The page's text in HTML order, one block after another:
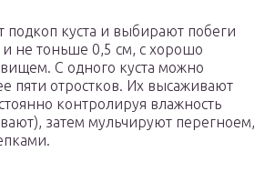
подкоп куста и выбирают побеги
не тоньше 0,5 см, с хорошо
С одного куста можно
пяти отростков. Их высаживают
контролируя влажность
затем мульчируют перегноем,